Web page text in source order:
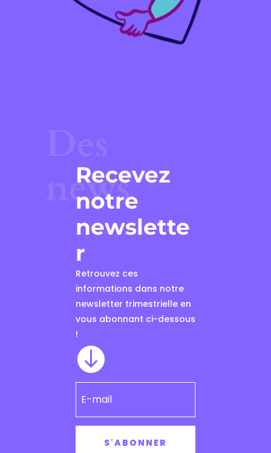
news
Recevez
notre
newslette
r
Retrouvez ces
informations dans notre
newsletter trimestrielle en
vous abonnant ci-dessous
!

S'ABONNER